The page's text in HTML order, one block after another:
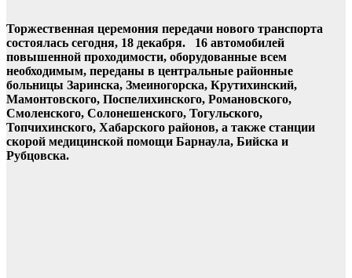
Торжественная церемония передачи нового транспорта
состоялась сегодня, 18 декабря. 16 автомобилей
повышенной проходимости, оборудованные всем
необходимым, переданы в центральные районные
больницы Заринска, Змеиногорска, Крутихинский,
Мамонтовского, Поспелихинского, Романовского,
Смоленского, Солонешенского, Тогульского,
Топчихинского, Хабарского районов, а также станции
скорой медицинской помощи Барнаула, Бийска и
Рубцовска.